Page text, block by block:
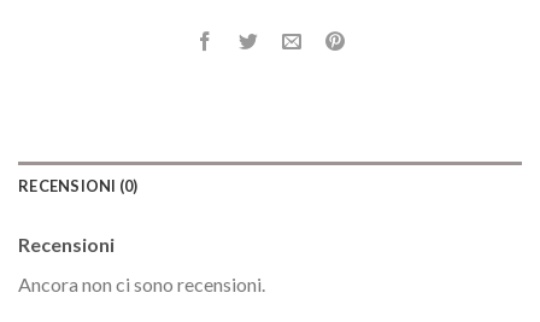
RECENSIONI (0)
Recensioni
Ancora non ci sono recensioni.